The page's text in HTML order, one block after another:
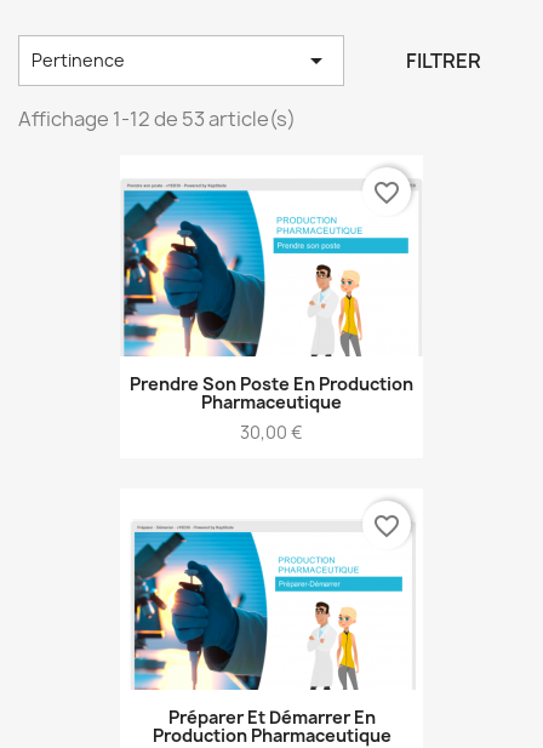
Pertinence  FILTRER
Affichage 1-12 de 53 article(s)
Prendre Son Poste En Production
Pharmaceutique
Prix
30,00 €
favorite_border
Préparer Et Démarrer En
Production Pharmaceutique
favorite_border